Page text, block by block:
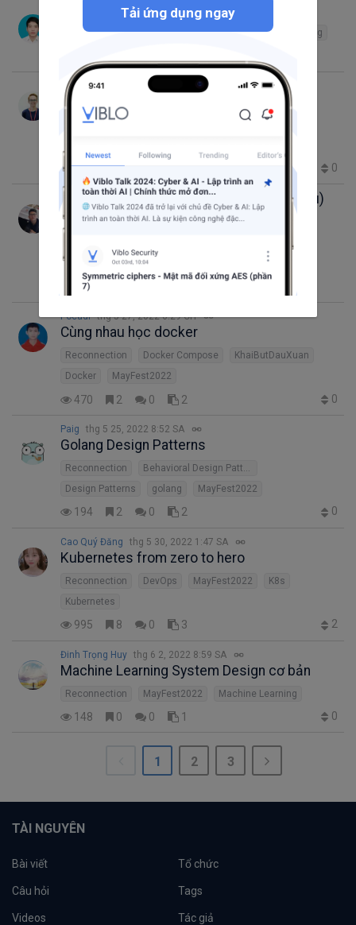
Reinforcement Learning
MayFest2022 Reconnection Reinforcement learning
Son Dao Thai thg 5 29, 2022 4:07 SA
Theo dõi trạng thái Uptime của website
Reconnection
MayFest2022
275 2 0
Bắt đầu với Data Analyst (Phân tích dữ liệu)
data scientist Analysis
Data engineer
Reconnection
Data Analytics
Pocadi thg 5 27, 2022 6:29 CH
Cùng nhau học docker
Reconnection Docker Compose
KhaiButDauXuan
Docker
MayFest2022
470 2 0 2 0
Paig thg 5 25, 2022 8:52 SA
Golang Design Patterns
Reconnection
Behavioral Design Pattern
Design Patterns
golang MayFest2022
194 2 0 2 0
Cao Quý Đăng thg 5 30, 2022 1:47 SA
Kubernetes from zero to hero
Reconnection DevOps MayFest2022
K8s
Kubernetes
995 8 0 3 2
Đinh Trọng Huy thg 6 2, 2022 8:59 SA
Machine Learning System Design cơ bản
Reconnection MayFest2022 Machine Learning
148 0 0 1 0
1 2 3
TÀI NGUYÊN
Bài viết Tổ chức
Câu hỏi Tags
Videos Tác giả
Tải ứng dụng ngay